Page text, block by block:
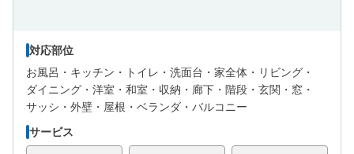
対応部位
お風呂・ キッチン・ トイレ・ 洗面台・ 家全体・ リビング・
ダイニング・ 洋室・ 和室・ 収納・ 廊下・ 階段・ 玄関・ 窓・
サッシ・ 外壁・ 屋根・ ベランダ・バルコニー
サービス